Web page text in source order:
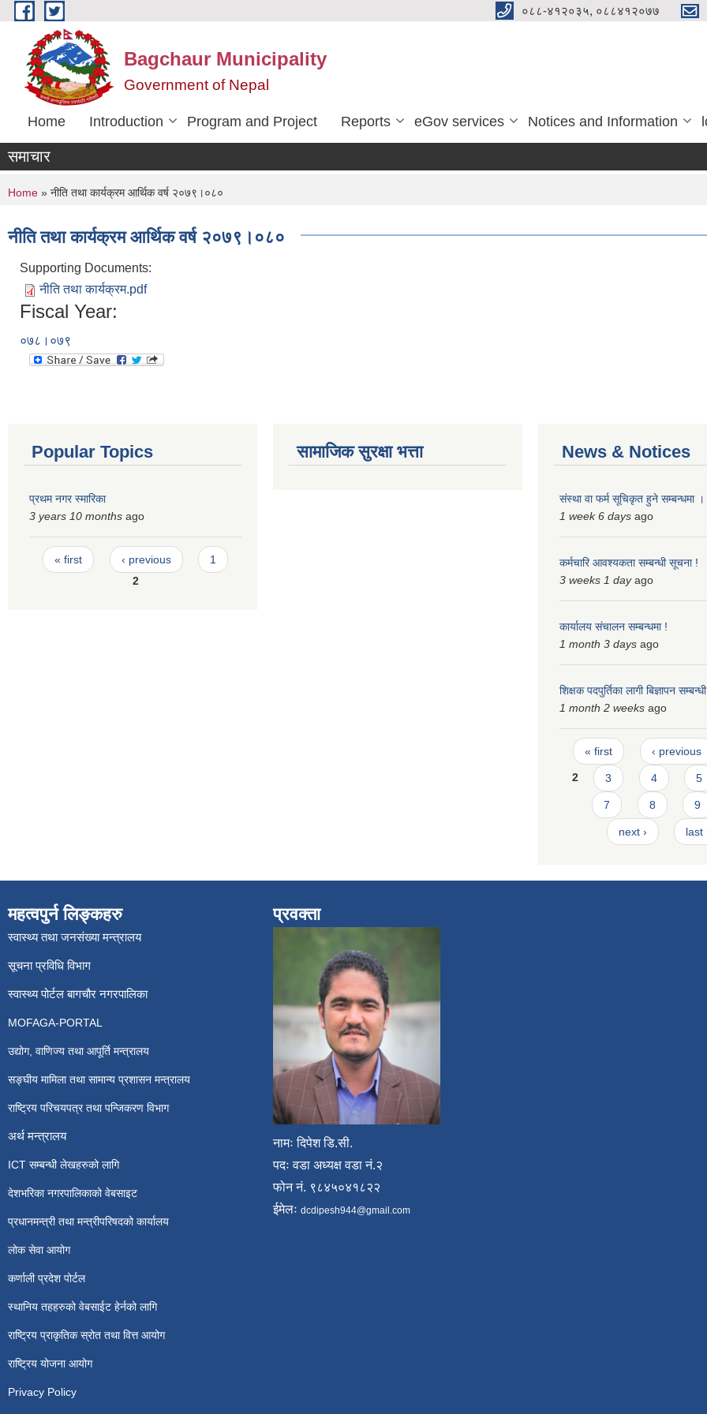
Skip to main content ०८८-४१२०३५, ०८८४१२०७७
Bagchaur Municipality
Government of Nepal
Home Introduction Program and Project Reports eGov services Notices and Information
समाचार
You are here
Home » नीति तथा कार्यक्रम आर्थिक वर्ष २०७९।०८०
नीति तथा कार्यक्रम आर्थिक वर्ष २०७९।०८०
Supporting Documents:
नीति तथा कार्यक्रम.pdf
Fiscal Year:
०७८।०७९
Popular Topics
प्रथम नगर स्मारिका
3 years 10 months ago
Pages
« first ‹ previous
1
2
सामाजिक सुरक्षा भत्ता News & Notices
संस्था वा फर्म सूचिकृत हुने सम्बन्धमा ।
1 week 6 days ago
कर्मचारि आवश्यकता सम्बन्धी सूचना !
3 weeks 1 dayago
कार्यालय संचालन सम्बन्धमा !
1 month 3 days ago
शिक्षक पदपुर्तिका लागी बिज्ञापन
1 month 2 weeks ago
Pages
« first ‹ previous
2 3 4 5
7 8 9
next › last
महत्वपुर्न लिङ्कहरु
स्वास्थ्य तथा जनसंख्या मन्त्रालय
सूचना प्रविधि विभाग
स्वास्थ्य पोर्टल बागचौर नगरपालिका
MOFAGA-PORTAL
उद्योग, वाणिज्य तथा आपूर्ति मन्त्रालय
सङ्घीय मामिला तथा सामान्य प्रशासन मन्त्रालय
राष्ट्रिय परिचयपत्र तथा पन्जिकरण विभाग
अर्थ मन्त्रालय
ICT सम्बन्धी लेखहरुको लागि
देशभरिका नगरपालिकाको वेबसाइट
प्रधानमन्त्री तथा मन्त्रीपरिषदको कार्यालय
लोक सेवा आयोग
कर्णाली प्रदेश पोर्टल
स्थानिय तहहरुको वेबसाईट हेर्नको लागि
राष्ट्रिय प्राकृतिक स्रोत तथा वित्त आयोग
राष्ट्रिय योजना आयोग
Privacy Policy
प्रवक्ता
नामः दिपेश डि.सी.
पदः वडा अध्यक्ष वडा नं.२
फोन नं. ९८४५०४१८२२
ईमेलः dcdipesh944@gmail.com